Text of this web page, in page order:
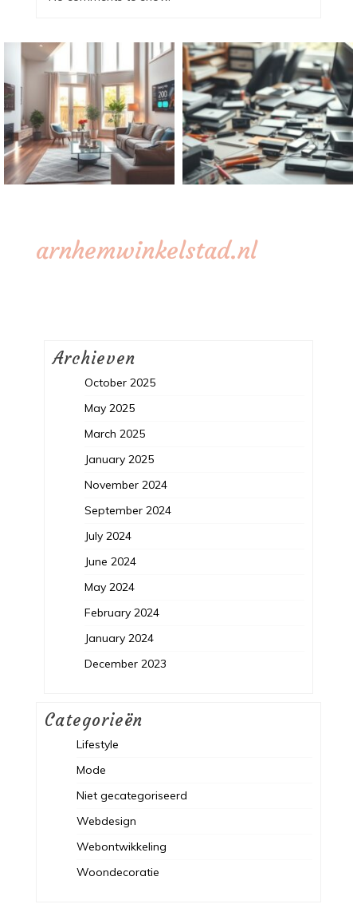
arnhemwinkelstad.nl
Archieven
October 2025
May 2025
March 2025
January 2025
November 2024
September 2024
July 2024
June 2024
May 2024
February 2024
January 2024
December 2023
Categorieën
Lifestyle
Mode
Niet gecategoriseerd
Webdesign
Webontwikkeling
Woondecoratie